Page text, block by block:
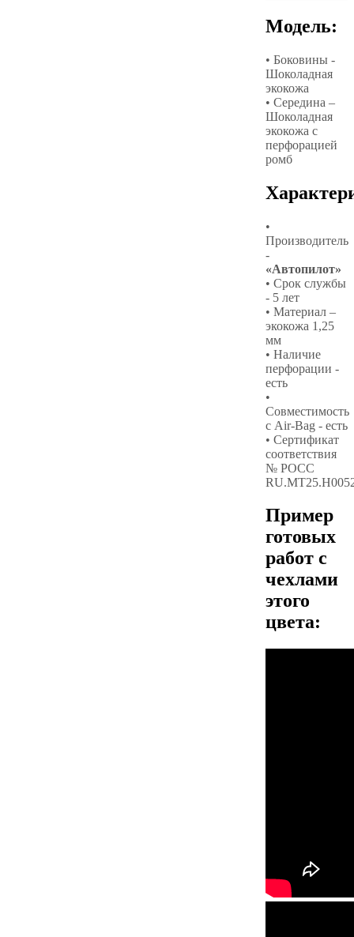
Модель:
• Боковины -
Шоколадная
экокожа
• Середина –
Шоколадная
экокожа с
перфорацией
ромб
•
Производитель
-
«Автопилот»
• Срок службы
- 5 лет
• Материал –
экокожа 1,25
мм
• Наличие
перфорации -
есть
•
Совместимость
с Air-Bag - есть
• Сертификат
соответствия
№ РОСС
Пример
готовых
работ с
чехлами
этого
цвета: